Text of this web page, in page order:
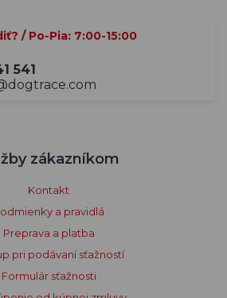
/ Po-Pia: 7:00-15:00
541
zákazníkom
Kontakt
a pravidlá
Preprava a platba
pri podávaní sťažností
Formulár sťažnosti